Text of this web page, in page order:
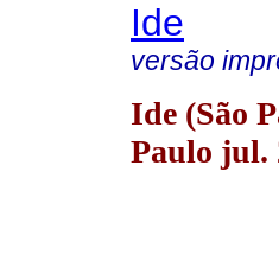
Ide
versão
Ide (São
Paulo jul.